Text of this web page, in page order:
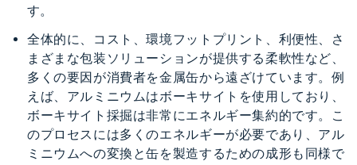
す。
全体的に、コスト、環境フットプリント、利便性、さ
まざまな包装ソリューションが提供する柔軟性など、
多くの要因が消費者を金属缶から遠ざけています。例
えば、アルミニウムはボーキサイトを使用しており、
ボーキサイト採掘は非常にエネルギー集約的です。こ
のプロセスには多くのエネルギーが必要であり、アル
ミニウムへの変換と缶を製造するための成形も同様で